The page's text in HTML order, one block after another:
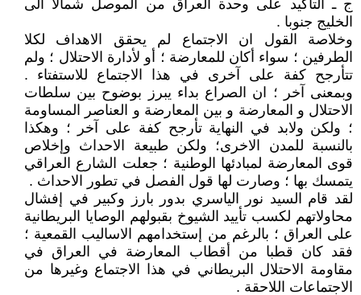
ج ـ التأكيد على وحدة العراق من الموصل شمالا الى
الخليج جنوبا .
وخلاصة القول ان الاجتماع لم يحقق الاهداف لكلا
الطرفين ؛ سواء أكان للمعارضة ؛ أو لأدارة الاحتلال ؛ ولم
تتأرجح كفة على آخرى في هذا الاجتماع للاستفتاء .
وبمعنى آخر ؛ ان الصراع بداء يبرز بوضوح بين سلطات
الاحتلال و المعارضة و بين المعارضة و العناصر المساومة
؛ ولكن ولابد في النهاية تأرجح كفة على آخر ؛ وهكذا
بالنسبة للمدن الاخرى؛ ولكن طبيعة الاحداث وإخلاص
قوى المعارضة لمبادئها الوطنية ؛ جعلت الشارع العراقي
يتمسك بها ؛ وصارت لها قول الفصل في تطور الاحداث .
لقد قام السيد نور الياسري بدور بارز وكبير في إفشال
محاولاتهم لكسب تأييد الشيوخ بقبولهم الوصايا البريطانية
على العراق ؛ بالرغم من إستخدامهم الاساليب القمعية ؛
فقد كان قطبا من أقطاب المعارضة في العراق في
مقاومة الاحتلال البريطاني في هذا الاجتماع وغيرها من
الاجتماعات اللاحقة .